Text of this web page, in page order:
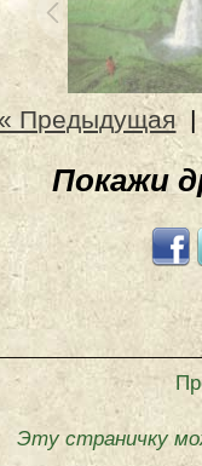
Предыдущая
Покажи
Эту страничку